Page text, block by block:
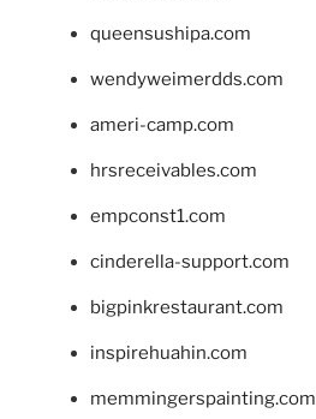
queensushipa.com
wendyweimerdds.com
ameri-camp.com
hrsreceivables.com
empconst1.com
cinderella-support.com
bigpinkrestaurant.com
inspirehuahin.com
memmingerspainting.com